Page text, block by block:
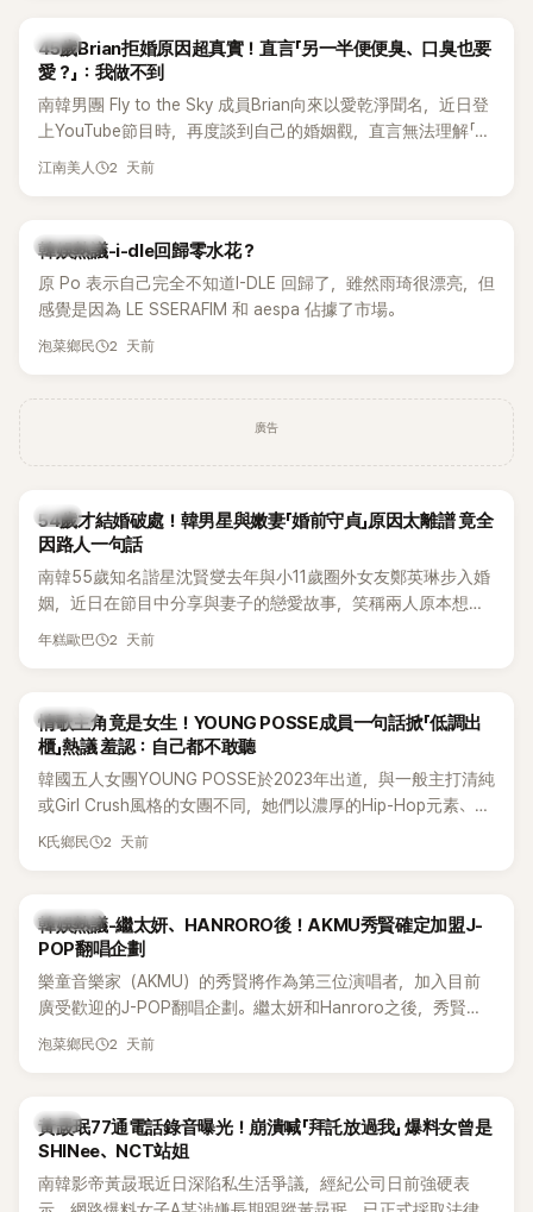
韓星
45歲Brian拒婚原因超真實！直言「另一半便便臭、口臭也要
愛？」：我做不到
南韓男團 Fly to the Sky 成員Brian向來以愛乾淨聞名，近日登
上YouTube節目時，再度談到自己的婚姻觀，直言無法理解「連
另一半的口臭、便便臭都要愛」這種說法，更大方表明自己是不
江南美人 2 天前
熱議討論
韓娛熱議-i-dle回歸零水花？
原 Po 表示自己完全不知道I-DLE 回歸了，雖然雨琦很漂亮，但
感覺是因為 LE SSERAFIM 和 aespa 佔據了市場。
泡菜鄉民 2 天前
廣告
韓星
54歲才結婚破處！韓男星與嫩妻「婚前守貞」原因太離譜 竟全
因路人一句話
南韓55歲知名諧星沈賢燮去年與小11歲圈外女友鄭英琳步入婚
姻，近日在節目中分享與妻子的戀愛故事，笑稱兩人原本想享
受兩人世界，沒想到站在飯店門口時竟被路人認出，還一路替
年糕歐巴 2 天前
K-POP
情歌主角竟是女生！YOUNG POSSE成員一句話掀「低調出
櫃」熱議 羞認：自己都不敢聽
韓國五人女團YOUNG POSSE於2023年出道，與一般主打清純
或Girl Crush風格的女團不同，她們以濃厚的Hip-Hop元素、自
創Rap及成員親自參與創作為特色，MV也融入美式街頭、塗
為第五代女團中極具辨識度的新生代代表之一。
K氏鄉民 2 天前
熱議討論
韓娛熱議-繼太妍、HANRORO後！AKMU秀賢確定加盟J-
POP翻唱企劃
樂童音樂家（AKMU）的秀賢將作為第三位演唱者，加入目前
廣受歡迎的J-POP翻唱企劃。繼太妍和Hanroro之後，秀賢已
獲選為第三首翻唱歌曲的主唱，並於近期完成錄音。
泡菜鄉民 2 天前
韓星
黃晸珉77通電話錄音曝光！崩潰喊「拜託放過我」 爆料女曾是
SHINee、NCT站姐
南韓影帝黃晸珉近日深陷私生活爭議，經紀公司日前強硬表